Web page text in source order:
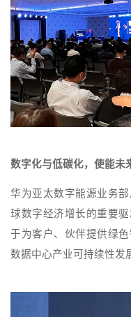
数字化与低碳化，使能未
华为亚太数字能源业务
球数字经济增长的重要
于为客户、伙伴提供绿
数据中心产业可持续性发